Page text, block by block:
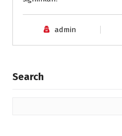
admin
Search